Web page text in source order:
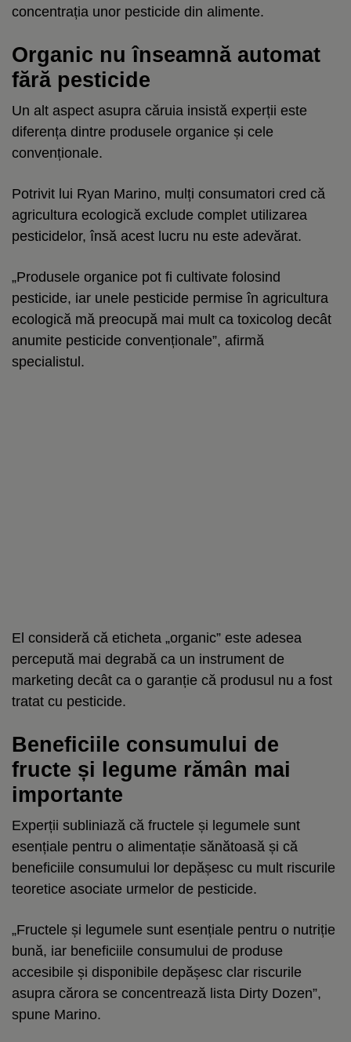
concentrația unor pesticide din alimente.
Organic nu înseamnă automat
fără pesticide
Un alt aspect asupra căruia insistă experții este
diferența dintre produsele organice și cele
convenționale.
Potrivit lui Ryan Marino, mulți consumatori cred că
agricultura ecologică exclude complet utilizarea
pesticidelor, însă acest lucru nu este adevărat.
„Produsele organice pot fi cultivate folosind
pesticide, iar unele pesticide permise în agricultura
ecologică mă preocupă mai mult ca toxicolog decât
anumite pesticide convenționale”, afirmă
specialistul.
El consideră că eticheta „organic” este adesea
percepută mai degrabă ca un instrument de
marketing decât ca o garanție că produsul nu a fost
tratat cu pesticide.
Beneficiile consumului de
fructe și legume rămân mai
importante
Experții subliniază că fructele și legumele sunt
esențiale pentru o alimentație sănătoasă și că
beneficiile consumului lor depășesc cu mult riscurile
teoretice asociate urmelor de pesticide.
„Fructele și legumele sunt esențiale pentru o nutriție
bună, iar beneficiile consumului de produse
accesibile și disponibile depășesc clar riscurile
asupra cărora se concentrează lista Dirty Dozen”,
spune Marino.